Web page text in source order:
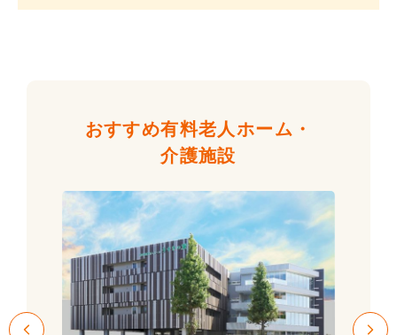
おすすめ有料老人ホーム・
介護施設